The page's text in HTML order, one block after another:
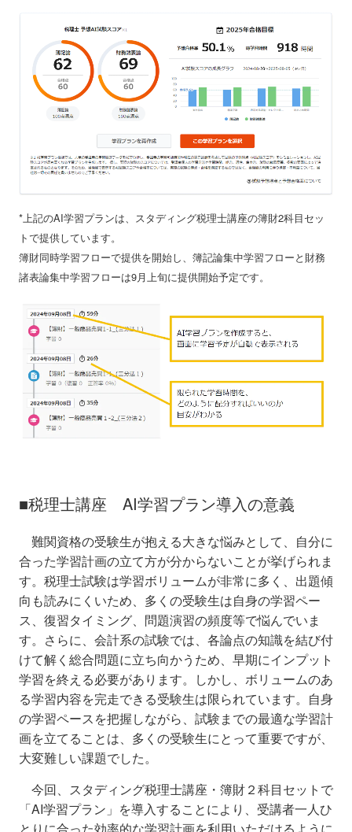
*上記のAI学習プランは、スタディング税理士講座の簿財2科目セッ
トで提供しています。
簿財同時学習フローで提供を開始し、簿記論集中学習フローと財務
諸表論集中学習フローは9月上旬に提供開始予定です。
■税理士講座 AI学習プラン導入の意義
難関資格の受験生が抱える大きな悩みとして、自分に
合った学習計画の立て方が分からないことが挙げられま
す。税理士試験は学習ボリュームが非常に多く、出題傾
向も読みにくいため、多くの受験生は自身の学習ペー
ス、復習タイミング、問題演習の頻度等で悩んでいま
す。さらに、会計系の試験では、各論点の知識を結び付
けて解く総合問題に立ち向かうため、早期にインプット
学習を終える必要があります。しかし、ボリュームのあ
る学習内容を完走できる受験生は限られています。自身
の学習ペースを把握しながら、試験までの最適な学習計
画を立てることは、多くの受験生にとって重要ですが、
大変難しい課題でした。
今回、スタディング税理士講座・簿財２科目セットで
「AI学習プラン」を導入することにより、受講者一人ひ
とりに合った効率的な学習計画を利用いただけるように